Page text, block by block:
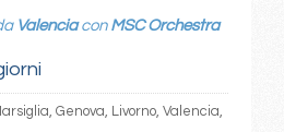
Valenciacon MSC Orchestra
Genova, Livorno, Valencia,